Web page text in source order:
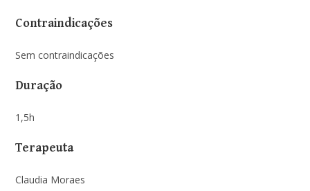
Contraindicações
Sem contraindicações
Duração
1,5h
Terapeuta
Claudia Moraes